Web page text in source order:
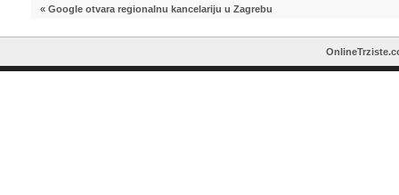
« Google otvara regionalnu kancelariju u Zagrebu